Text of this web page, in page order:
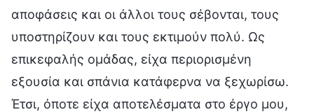
αποφάσεις και οι άλλοι τους σέβονται, τους
υποστηρίζουν και τους εκτιμούν πολύ. Ως
επικεφαλής ομάδας, είχα περιορισμένη
εξουσία και σπάνια κατάφερνα να ξεχωρίσω.
Έτσι, όποτε είχα αποτελέσματα στο έργο μου,